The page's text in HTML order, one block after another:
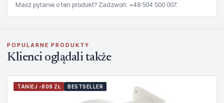
Masz pytanie o ten produkt? Zadzwoń: +48 504 500 007.
POPULARNE PRODUKTY
Klienci oglądali także
TANIEJ -809 ZŁ BESTSELLER